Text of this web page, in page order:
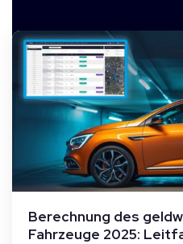
Berechnung des
Fahrzeuge 2025: